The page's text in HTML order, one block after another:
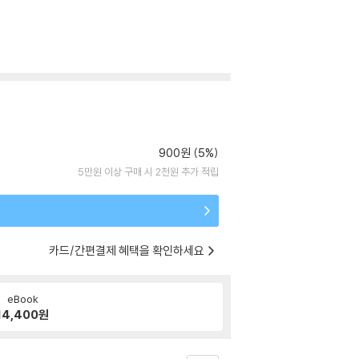
900원 (5%)
5만원 이상 구매 시 2천원 추가 적립
카드/간편결제 혜택을 확인하세요
eBook
원